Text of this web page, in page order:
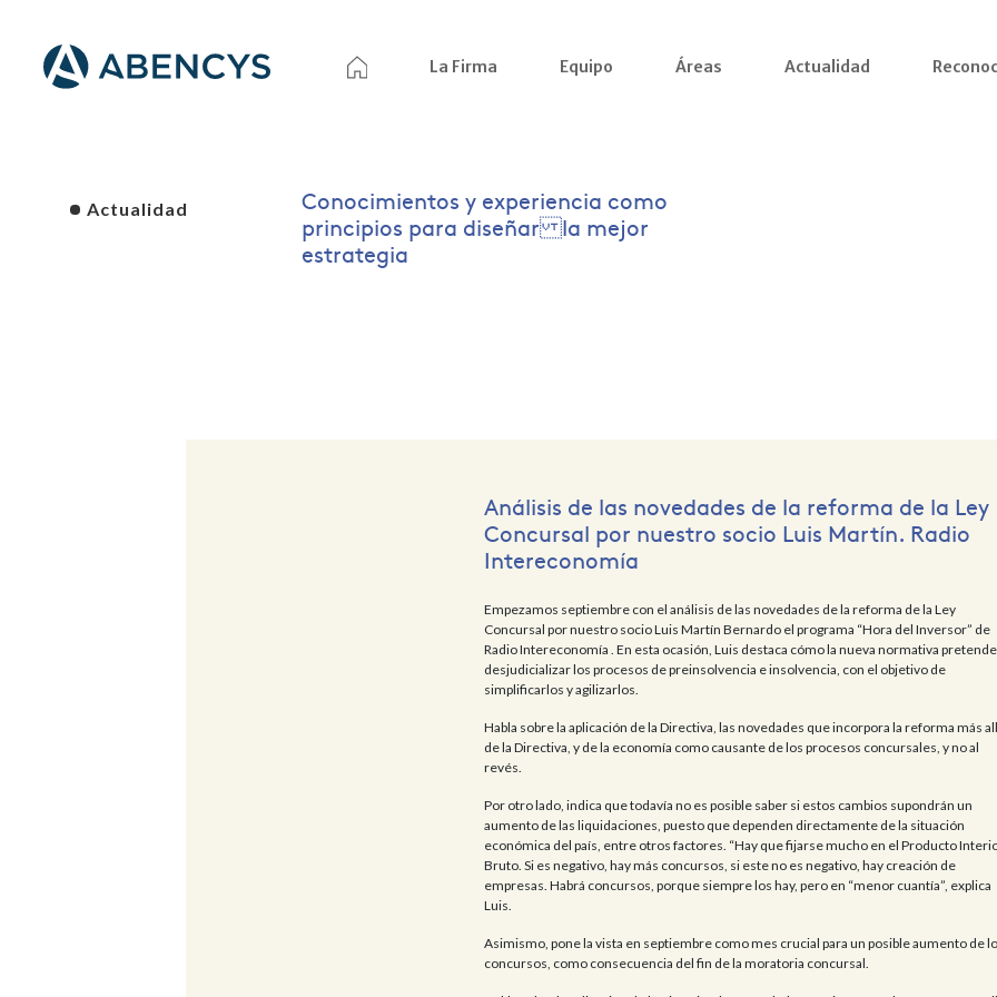
La Firma Equipo Áreas Actualidad
Actualidad
Conocimientos y experiencia como
principios para diseñar la mejor
estrategia
Análisis de las novedades de la reforma de la Ley
Concursal por nuestro socio Luis Martín. Radio
Intereconomía
Empezamos septiembre con el análisis de las novedades de la reforma de la Ley
Concursal por nuestro socio Luis Martín Bernardo el programa “Hora del Inversor” de
Radio Intereconomía . En esta ocasión, Luis destaca cómo la nueva normativa pretende
desjudicializar los procesos de preinsolvencia e insolvencia, con el objetivo de
simplificarlos y agilizarlos.
Habla sobre la aplicación de la Directiva, las novedades que incorpora la reforma más
de la Directiva, y de la economía como causante de los procesos concursales, y no al
revés.
Por otro lado, indica que todavía no es posible saber si estos cambios supondrán un
aumento de las liquidaciones, puesto que dependen directamente de la situación
económica del país, entre otros factores. “Hay que fijarse mucho en el Producto
Bruto. Si es negativo, hay más concursos, si este no es negativo, hay creación de
empresas. Habrá concursos, porque siempre los hay, pero en “menor cuantía”, explica
Luis.
Asimismo, pone la vista en septiembre como mes crucial para un posible aumento de
concursos, como consecuencia del fin de la moratoria concursal.